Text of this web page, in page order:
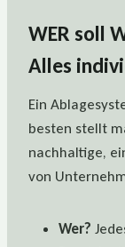
WER soll
Alles
Ein
besten stellt
nachhaltige,
von
Wer?